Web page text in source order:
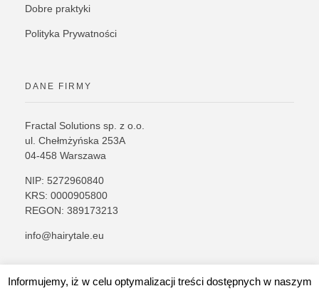
Dobre praktyki
Polityka Prywatności
DANE FIRMY
Fractal Solutions sp. z o.o.
ul. Chełmżyńska 253A
04-458 Warszawa
NIP: 5272960840
KRS: 0000905800
REGON: 389173213
info@hairytale.eu
Informujemy, iż w celu optymalizacji treści dostępnych w naszym